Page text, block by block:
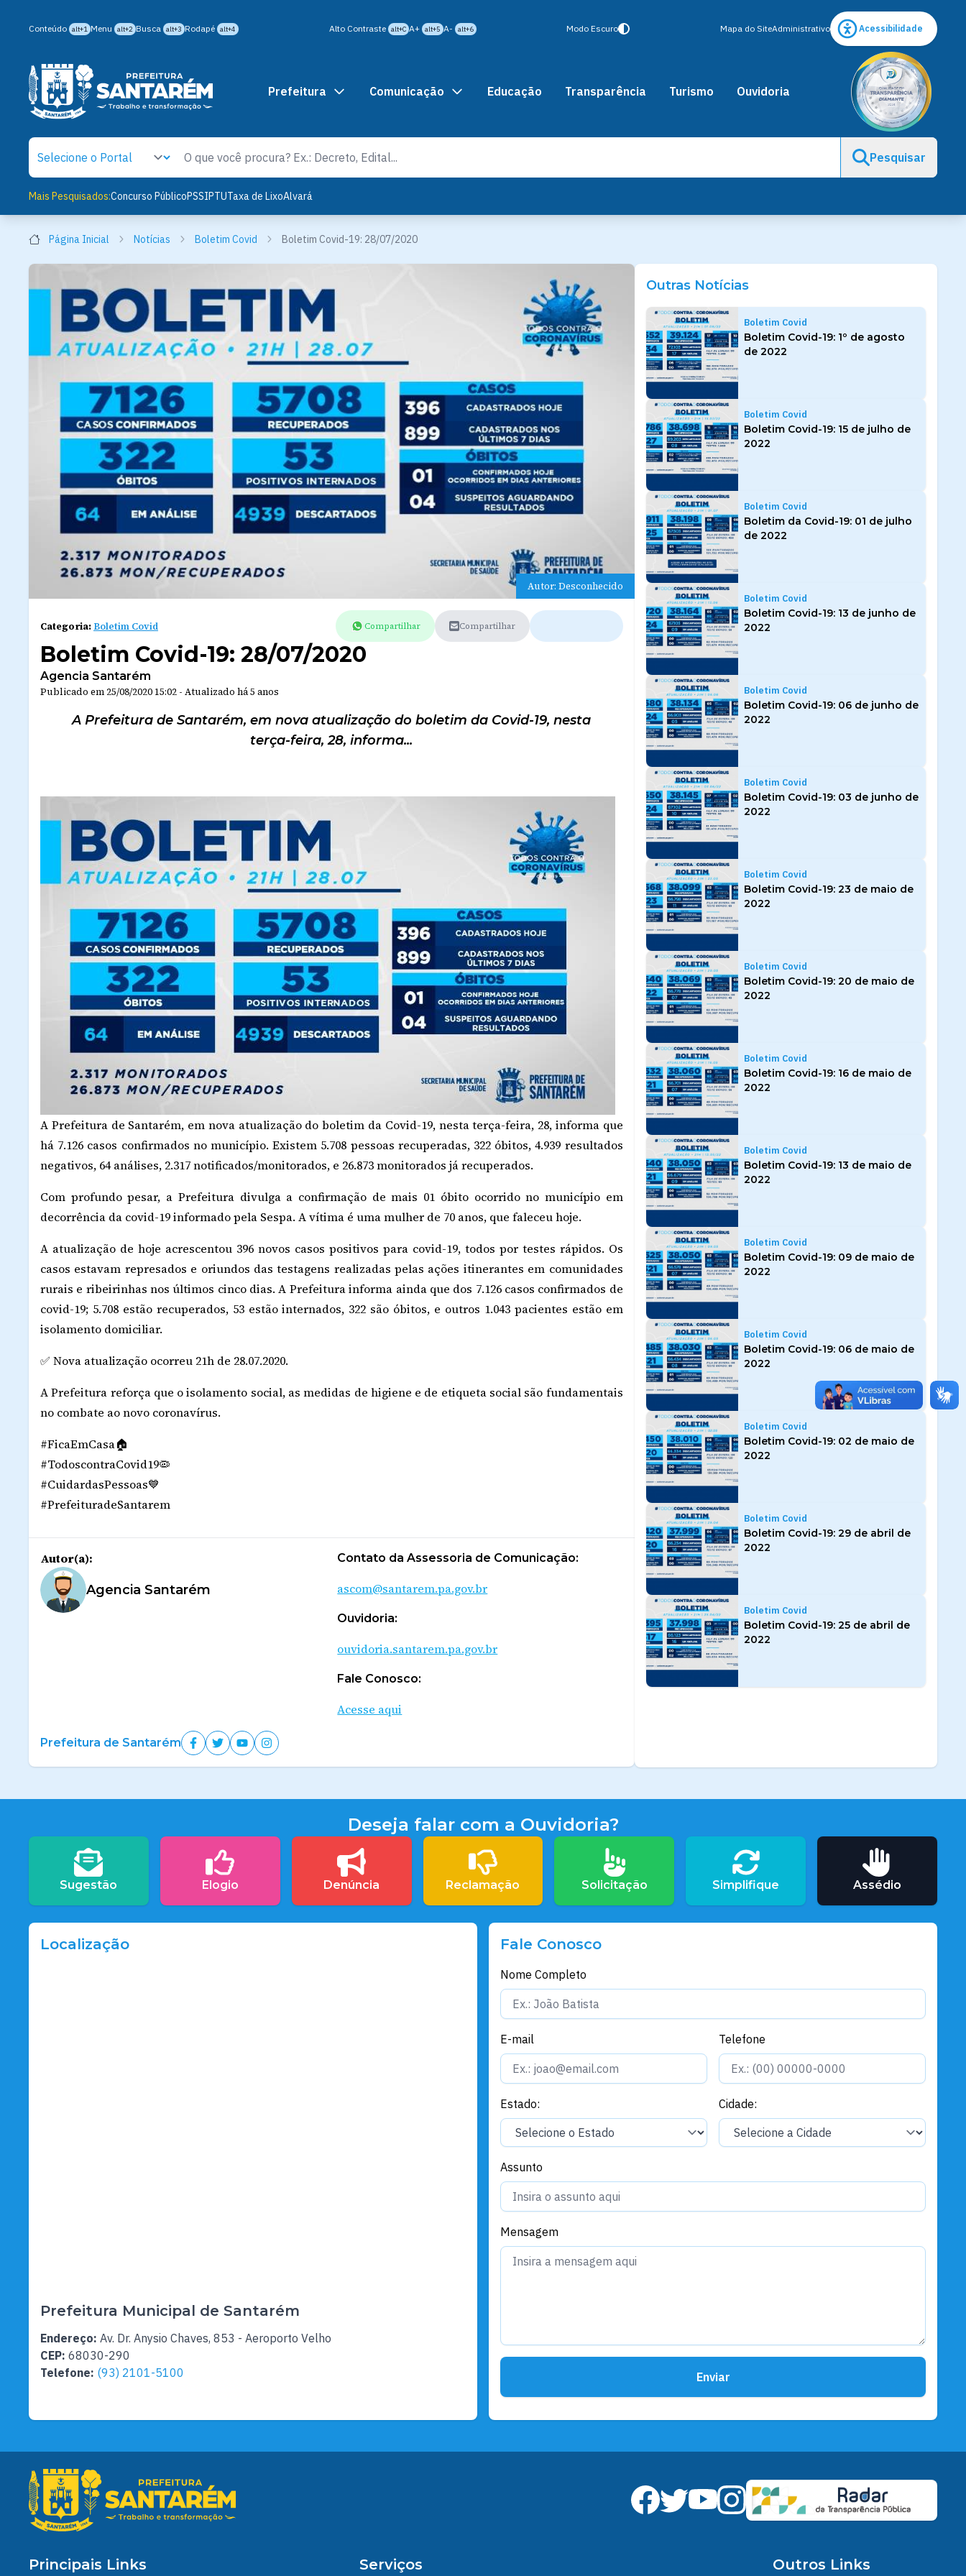
Conteúdo alt+1 Menu alt+2 Busca alt+3 Rodapé alt+4 Alto Contraste alt+C A+ alt+5 A- alt+6 Modo Escuro Mapa do SiteAdministrativo Acessibilidade
Prefeitura Comunicação Educação Transparência Turismo Ouvidoria
Pesquisar
Mais Pesquisados:Concurso PúblicoPSSIPTUTaxa de LixoAlvará
Página Inicial Notícias Boletim Covid Boletim Covid-19: 28/07/2020
Autor: Desconhecido
Categoria:Boletim Covid Compartilhar Compartilhar
Boletim Covid-19: 28/07/2020
Agencia Santarém
Publicado em 25/08/2020 15:02 - Atualizado há 5 anos
A Prefeitura de Santarém, em nova atualização do boletim da Covid-19, nesta
terça-feira, 28, informa...
A Prefeitura de Santarém, em nova atualização do boletim da Covid-19, nesta terça-feira, 28, informa que
há 7.126 casos confirmados no município. Existem 5.708 pessoas recuperadas, 322 óbitos, 4.939 resultados
negativos, 64 análises, 2.317 notificados/monitorados, e 26.873 monitorados já recuperados.
Com profundo pesar, a Prefeitura divulga a confirmação de mais 01 óbito ocorrido no município em
decorrência da covid-19 informado pela Sespa. A vítima é uma mulher de 70 anos, que faleceu hoje.
A atualização de hoje acrescentou 396 novos casos positivos para covid-19, todos por testes rápidos. Os
casos estavam represados e oriundos das testagens realizadas pelas ações itinerantes em comunidades
rurais e ribeirinhas nos últimos cinco dias. A Prefeitura informa ainda que dos 7.126 casos confirmados de
covid-19; 5.708 estão recuperados, 53 estão internados, 322 são óbitos, e outros 1.043 pacientes estão em
isolamento domiciliar.
✅ Nova atualização ocorreu 21h de 28.07.2020.
A Prefeitura reforça que o isolamento social, as medidas de higiene e de etiqueta social são fundamentais
no combate ao novo coronavírus.
#FicaEmCasa🏠
#TodoscontraCovid19🦠
#CuidardasPessoas💙
#PrefeituradeSantarem
Autor(a):
Agencia Santarém
Contato da Assessoria de Comunicação:
ascom@santarem.pa.gov.br
Ouvidoria:
ouvidoria.santarem.pa.gov.br
Fale Conosco:
Acesse aqui
Prefeitura de Santarém
Outras Notícias
Boletim Covid
Boletim Covid-19: 1º de agosto
de 2022
Boletim Covid
Boletim Covid-19: 15 de julho de
2022
Boletim Covid
Boletim da Covid-19: 01 de julho
de 2022
Boletim Covid
Boletim Covid-19: 13 de junho de
2022
Boletim Covid
Boletim Covid-19: 06 de junho de
2022
Boletim Covid
Boletim Covid-19: 03 de junho de
2022
Boletim Covid
Boletim Covid-19: 23 de maio de
2022
Boletim Covid
Boletim Covid-19: 20 de maio de
2022
Boletim Covid
Boletim Covid-19: 16 de maio de
2022
Boletim Covid
Boletim Covid-19: 13 de maio de
2022
Boletim Covid
Boletim Covid-19: 09 de maio de
2022
Boletim Covid
Boletim Covid-19: 06 de maio de
2022
Boletim Covid
Boletim Covid-19: 02 de maio de
2022
Boletim Covid
Boletim Covid-19: 29 de abril de
2022
Boletim Covid
Boletim Covid-19: 25 de abril de
2022
Deseja falar com a Ouvidoria?
Sugestão Elogio Denúncia Reclamação Solicitação Simplifique Assédio
Localização
Prefeitura Municipal de Santarém
Endereço: Av. Dr. Anysio Chaves, 853 - Aeroporto Velho
CEP: 68030-290
Telefone: (93) 2101-5100
Fale Conosco
Nome Completo
E-mail Telefone
Estado: Cidade:
Assunto
Mensagem
Enviar
Principais Links Serviços Outros Links